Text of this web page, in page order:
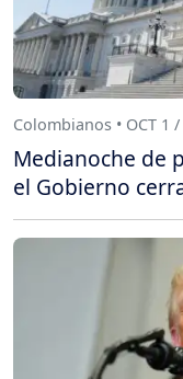
Colombianos • OCT 1
Medianoche de
el Gobierno